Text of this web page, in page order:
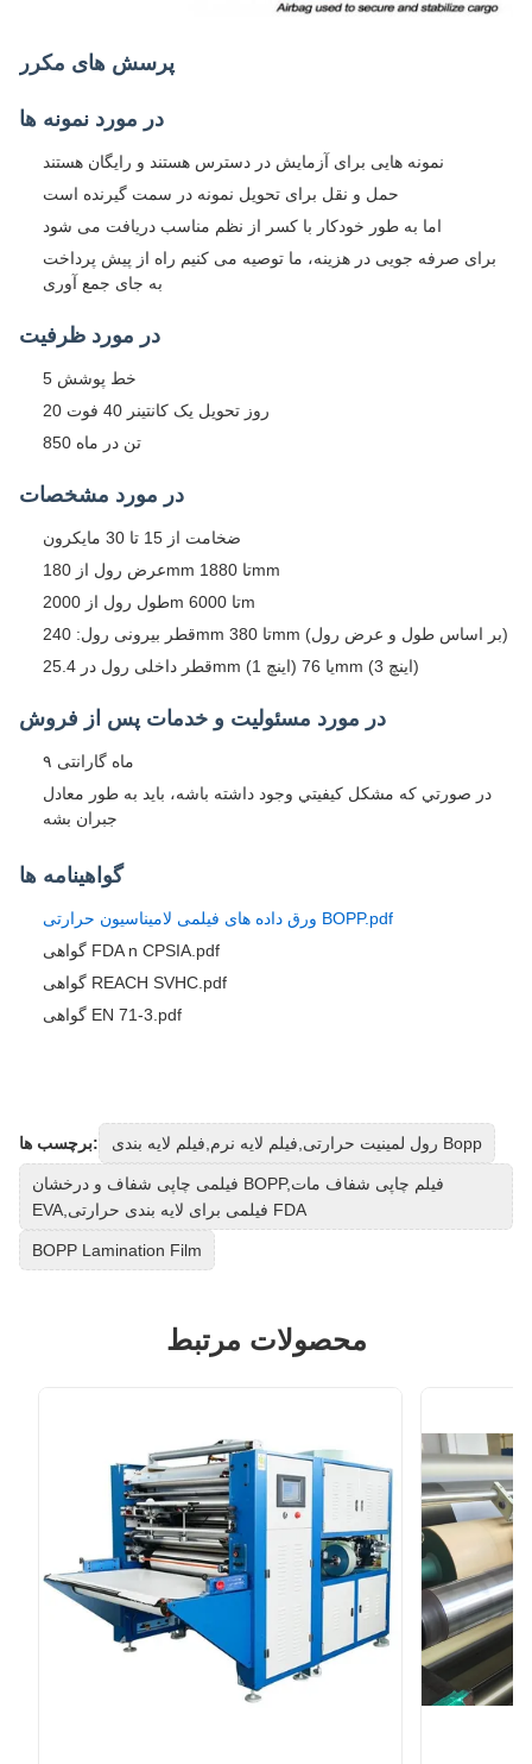
پرسش های مکرر
در مورد نمونه ها
نمونه هایی برای آزمایش در دسترس هستند و رایگان هستند
حمل و نقل برای تحویل نمونه در سمت گیرنده است
اما به طور خودکار با کسر از نظم مناسب دریافت می شود
برای صرفه جویی در هزینه، ما توصیه می کنیم راه از پیش پرداخت
به جای جمع آوری
در مورد ظرفیت
5 خط پوشش
20 روز تحویل یک کانتینر 40 فوت
850 تن در ماه
در مورد مشخصات
ضخامت از 15 تا 30 مایکرون
عرض رول از 180mm تا 1880mm
طول رول از 2000m تا 6000m
قطر بیرونی رول: 240mm تا 380mm (بر اساس طول و عرض رول)
قطر داخلی رول در 25.4mm (1 اینچ) یا 76mm (3 اینچ)
در مورد مسئولیت و خدمات پس از فروش
۹ ماه گارانتی
در صورتي که مشکل کيفيتي وجود داشته باشه، بايد به طور معادل
جبران بشه
گواهینامه ها
ورق داده های فیلمی لامیناسیون حرارتی BOPP.pdf
گواهی FDA n CPSIA.pdf
گواهی REACH SVHC.pdf
گواهی EN 71-3.pdf
برچسب ها: رول لمینیت حرارتی,فیلم لایه نرم,فیلم لایه بندی Bopp
فیلمی چاپی شفاف و درخشان BOPP,فیلم چاپی شفاف مات
EVA,فیلمی برای لایه بندی حرارتی FDA
BOPP Lamination Film
محصولات مرتبط